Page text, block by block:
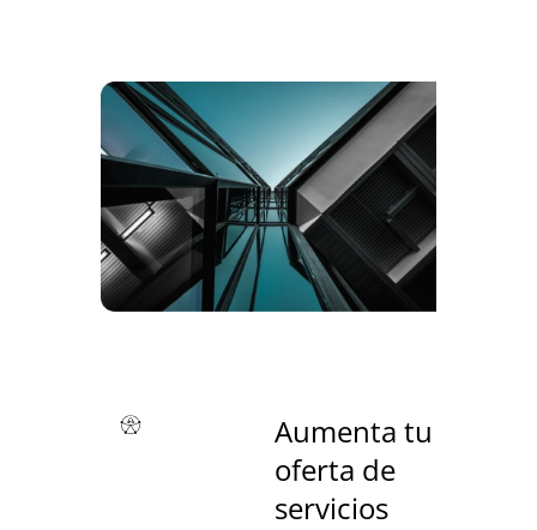
Aumenta tu
oferta de
servicios